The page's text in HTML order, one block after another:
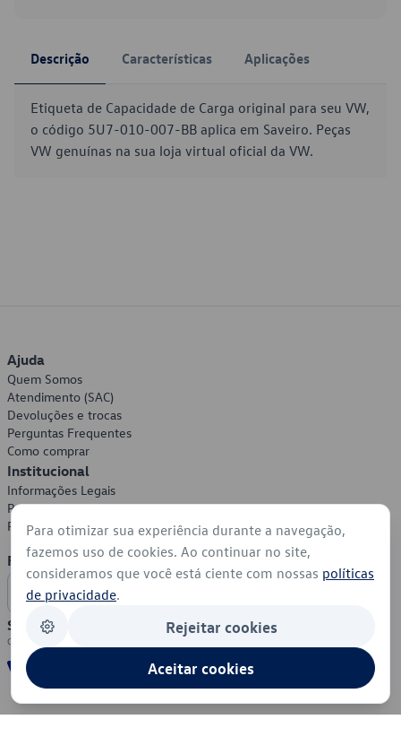
Descrição Características Aplicações
Etiqueta de Capacidade de Carga original para seu VW,
o código 5U7-010-007-BB aplica em Saveiro. Peças
VW genuínas na sua loja virtual oficial da VW.
Ajuda
Quem Somos
Atendimento (SAC)
Devoluções e trocas
Perguntas Frequentes
Como comprar
Institucional
Informações Legais
Política de Privacidade
Política de Cookies
Formas de Pagamento
Segurança
Para otimizar sua experiência durante a navegação,
fazemos uso de cookies. Ao continuar no site,
consideramos que você está ciente com nossas políticas
de privacidade.
Rejeitar cookies
Aceitar cookies